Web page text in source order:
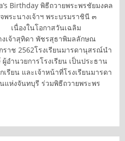
Birthday พิธีถวายพระพรชัยมงคล
ระนางเจ้าฯ พระบรมราชินี ๓
นื่องในโอกาสวันเฉลิม
เจ้าสุทิดา พัชรสุธาพิมลลักษณ
าช 2562โรงเรียนมารดานุสรณ์นำ
อำนวยการโรงเรียน เป็นประธาน
รียน และเจ้าหน้าที่โรงเรียนมารดา
ห่งจันทบุรี ร่วมพิธีถวายพระพร